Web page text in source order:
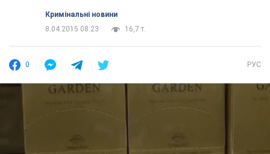
Кримінальні новини
8.04.2015 08:23
16,7 т.
0 РУС